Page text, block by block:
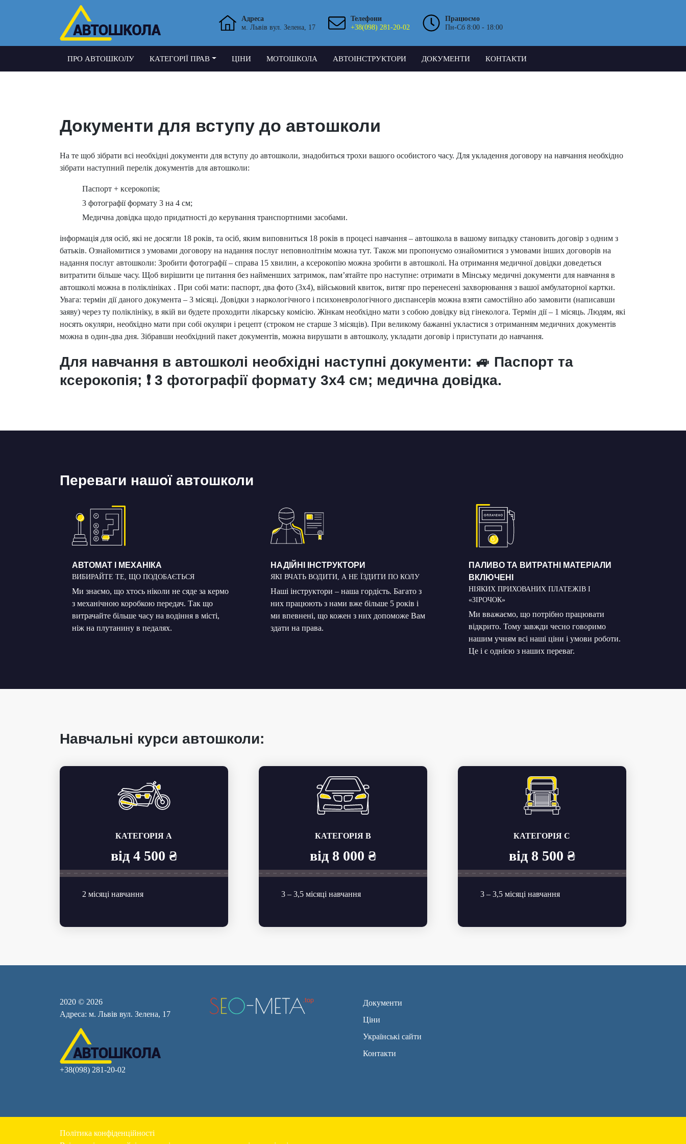
Адреса
м. Львів вул. Зелена, 17
Телефони
+38(098) 281-20-02
Працюємо
Пн-Сб 8:00 - 18:00
ПРО АВТОШКОЛУ КАТЕГОРІЇ ПРАВ ЦІНИ МОТОШКОЛА АВТОІНСТРУКТОРИ ДОКУМЕНТИ КОНТАКТИ
Документи для вступу до автошколи
На те щоб зібрати всі необхідні документи для вступу до автошколи, знадобиться трохи вашого особистого часу. Для укладення договору на навчання необхідно
зібрати наступний перелік документів для автошколи:
Паспорт + ксерокопія;
3 фотографії формату 3 на 4 см;
Медична довідка щодо придатності до керування транспортними засобами.
інформація для осіб, які не досягли 18 років, та осіб, яким виповниться 18 років в процесі навчання – автошкола в вашому випадку становить договір з одним з
батьків. Ознайомитися з умовами договору на надання послуг неповнолітнім можна тут. Також ми пропонуємо ознайомитися з умовами інших договорів на
надання послуг автошколи: Зробити фотографії – справа 15 хвилин, а ксерокопію можна зробити в автошколі. На отримання медичної довідки доведеться
витратити більше часу. Щоб вирішити це питання без найменших затримок, пам’ятайте про наступне: отримати в Мінську медичні документи для навчання в
автошколі можна в поліклініках . При собі мати: паспорт, два фото (3х4), військовий квиток, витяг про перенесені захворювання з вашої амбулаторної картки.
Увага: термін дії даного документа – 3 місяці. Довідки з наркологічного і психоневрологічного диспансерів можна взяти самостійно або замовити (написавши
заяву) через ту поліклініку, в якій ви будете проходити лікарську комісію. Жінкам необхідно мати з собою довідку від гінеколога. Термін дії – 1 місяць. Людям, які
носять окуляри, необхідно мати при собі окуляри і рецепт (строком не старше 3 місяців). При великому бажанні укластися з отриманням медичних документів
можна в один-два дня. Зібравши необхідний пакет документів, можна вирушати в автошколу, укладати договір і приступати до навчання.
Для навчання в автошколі необхідні наступні документи: 🚙 Паспорт та
ксерокопія; ❗ 3 фотографії формату 3х4 см; медична довідка.
Переваги нашої автошколи
АВТОМАТ І МЕХАНІКА
ВИБИРАЙТЕ ТЕ, ЩО ПОДОБАЄТЬСЯ
Ми знаємо, що хтось ніколи не сяде за кермо
з механічною коробкою передач. Так що
витрачайте більше часу на водіння в місті,
ніж на плутанину в педалях.
НАДІЙНІ ІНСТРУКТОРИ
ЯКІ ВЧАТЬ ВОДИТИ, А НЕ ЇЗДИТИ ПО КОЛУ
Наші інструктори – наша гордість. Багато з
них працюють з нами вже більше 5 років і
ми впевнені, що кожен з них допоможе Вам
здати на права.
ПАЛИВО ТА ВИТРАТНІ МАТЕРІАЛИ
ВКЛЮЧЕНІ
НІЯКИХ ПРИХОВАНИХ ПЛАТЕЖІВ І
«ЗІРОЧОК»
Ми вважаємо, що потрібно працювати
відкрито. Тому завжди чесно говоримо
нашим учням всі наші ціни і умови роботи.
Це і є однією з наших переваг.
Навчальні курси автошколи:
КАТЕГОРІЯ A
від 4 500 ₴
2 місяці навчання
КАТЕГОРІЯ B
від 8 000 ₴
3 – 3,5 місяці навчання
КАТЕГОРІЯ C
від 8 500 ₴
3 – 3,5 місяці навчання
2020 © 2026
Адреса: м. Львів вул. Зелена, 17
+38(098) 281-20-02
Документи
Ціни
Українські сайти
Контакти
Політика конфіденційності